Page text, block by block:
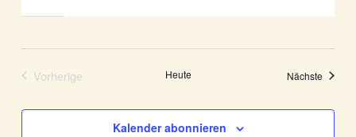
Vorherige
Heute Nächste
Kalender abonnieren